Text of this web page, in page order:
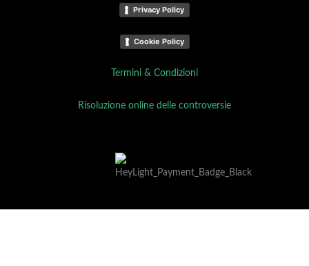
Privacy Policy
Cookie Policy
Termini & Condizioni
Risoluzione online delle controversie